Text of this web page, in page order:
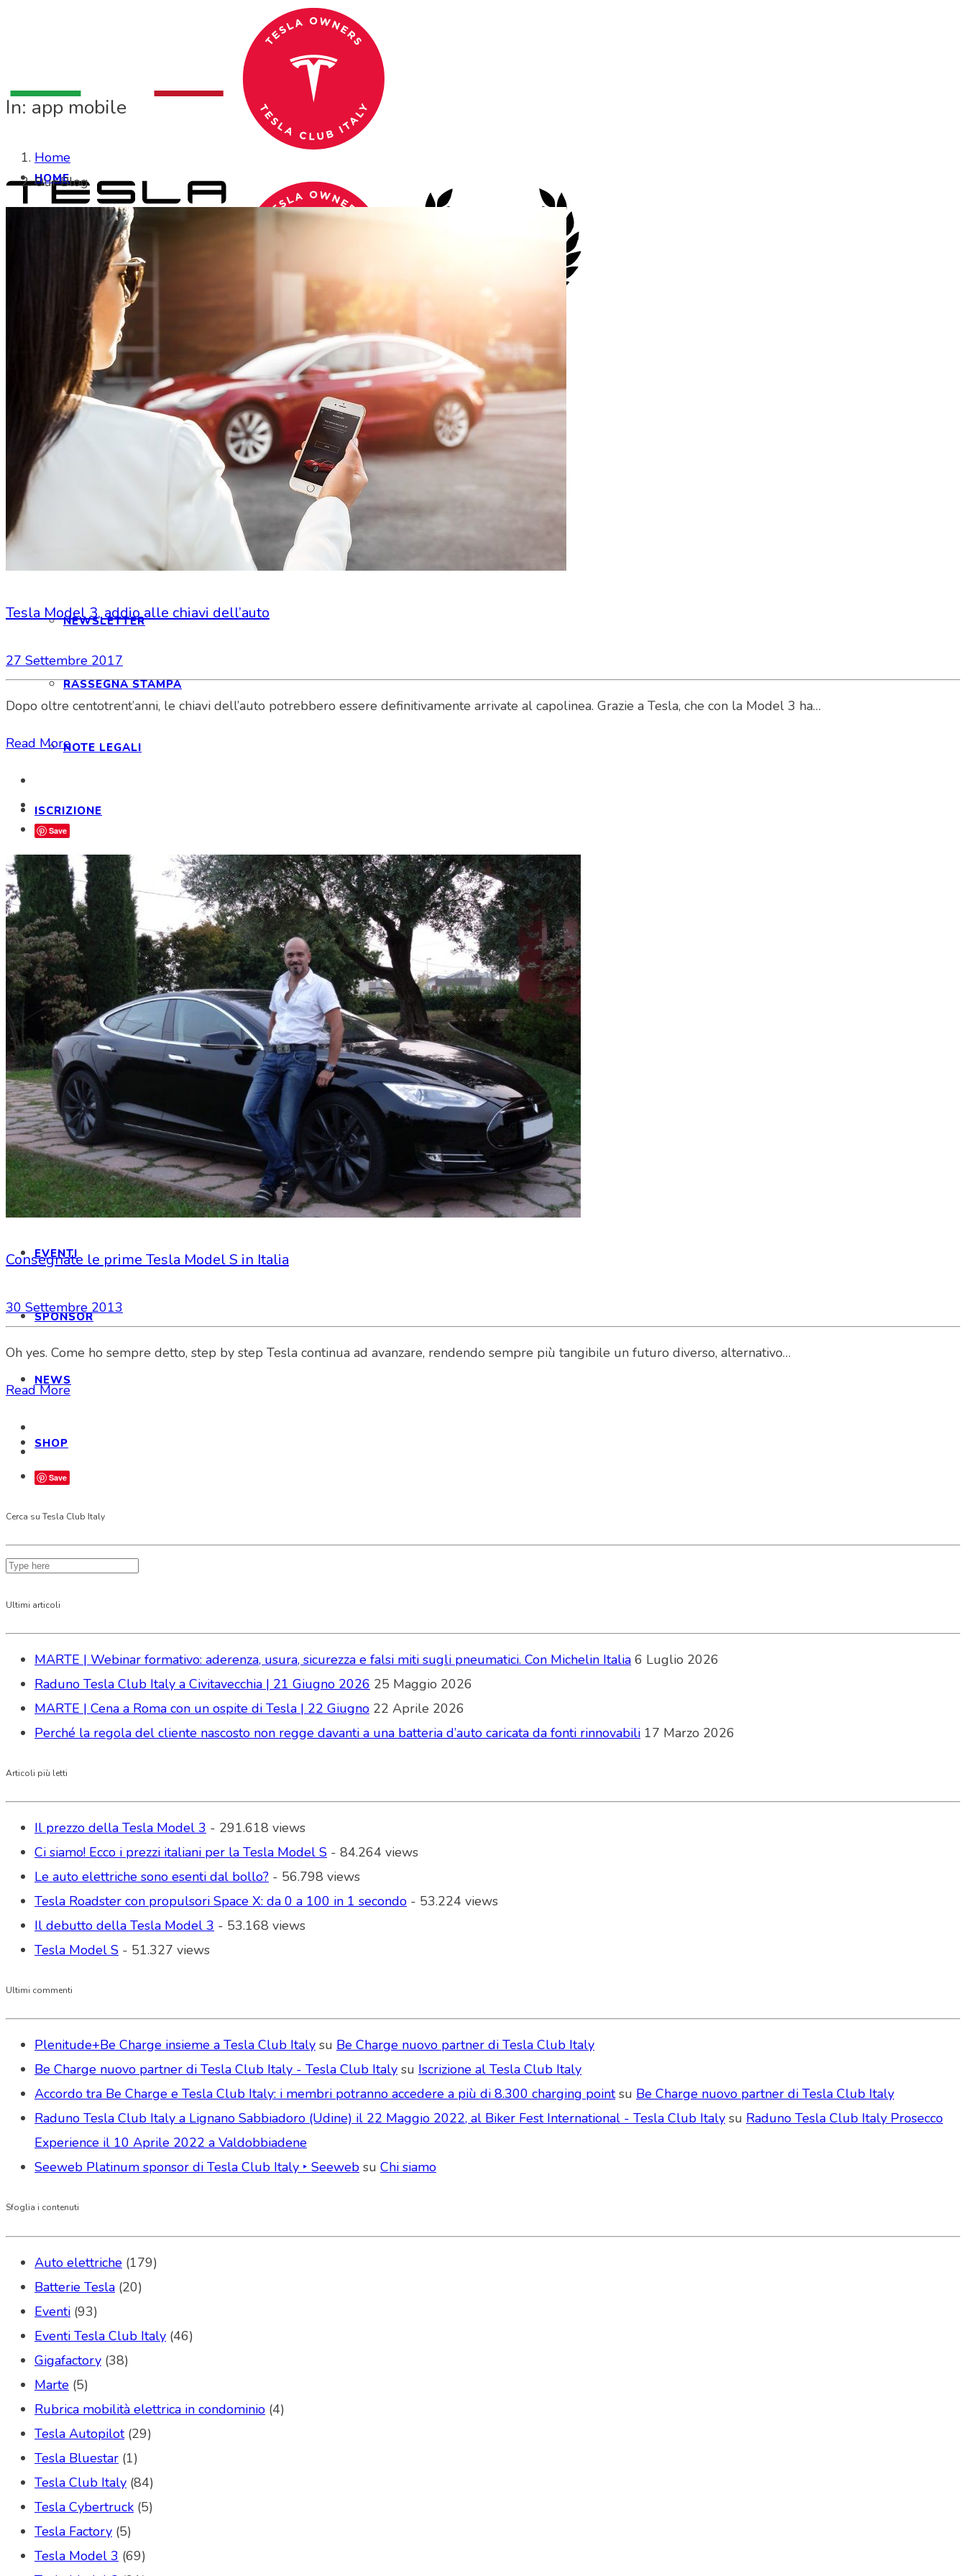
HOME
CHI SIAMO
CONTATTI
INTERAGIAMO!
DICONO DI TESLA
NEWSLETTER
RASSEGNA STAMPA
NOTE LEGALI
ISCRIZIONE
ISCRIZIONE E FAQ
STATUTO
CONVENZIONI
MARTE
INFORMAZIONI
LOGIN
EVENTI
SPONSOR
NEWS
SHOP
In: app mobile
Home
Our Blog
Tesla Model 3, addio alle chiavi dell’auto
27 Settembre 2017
Dopo oltre centotrent’anni, le chiavi dell’auto potrebbero essere definitivamente arrivate al capolinea. Grazie a Tesla, che con la Model 3 ha…
Read More
Save
Consegnate le prime Tesla Model S in Italia
30 Settembre 2013
Oh yes. Come ho sempre detto, step by step Tesla continua ad avanzare, rendendo sempre più tangibile un futuro diverso, alternativo…
Read More
Save
Cerca su Tesla Club Italy
Ultimi articoli
MARTE | Webinar formativo: aderenza, usura, sicurezza e falsi miti sugli pneumatici. Con Michelin Italia 6 Luglio 2026
Raduno Tesla Club Italy a Civitavecchia | 21 Giugno 2026 25 Maggio 2026
MARTE | Cena a Roma con un ospite di Tesla | 22 Giugno 22 Aprile 2026
Perché la regola del cliente nascosto non regge davanti a una batteria d’auto caricata da fonti rinnovabili 17 Marzo 2026
Articoli più letti
Il prezzo della Tesla Model 3 - 291.618 views
Ci siamo! Ecco i prezzi italiani per la Tesla Model S - 84.264 views
Le auto elettriche sono esenti dal bollo? - 56.798 views
Tesla Roadster con propulsori Space X: da 0 a 100 in 1 secondo - 53.224 views
Il debutto della Tesla Model 3 - 53.168 views
Tesla Model S - 51.327 views
Ultimi commenti
Plenitude+Be Charge insieme a Tesla Club Italy su Be Charge nuovo partner di Tesla Club Italy
Be Charge nuovo partner di Tesla Club Italy - Tesla Club Italy su Iscrizione al Tesla Club Italy
Accordo tra Be Charge e Tesla Club Italy: i membri potranno accedere a più di 8.300 charging pointsu Be Charge nuovo partner di Tesla Club Italy
Raduno Tesla Club Italy a Lignano Sabbiadoro (Udine) il 22 Maggio 2022, al Biker Fest International - Tesla Club Italy su Raduno Tesla Club Italy Prosecco
Experience il 10 Aprile 2022 a Valdobbiadene
Seeweb Platinum sponsor di Tesla Club Italy ‣ Seeweb su Chi siamo
Sfoglia i contenuti
Auto elettriche (179)
Batterie Tesla (20)
Eventi (93)
Eventi Tesla Club Italy (46)
Gigafactory (38)
Marte (5)
Rubrica mobilità elettrica in condominio (4)
Tesla Autopilot(29)
Tesla Bluestar (1)
Tesla Club Italy (84)
Tesla Cybertruck (5)
Tesla Factory (5)
Tesla Model 3 (69)